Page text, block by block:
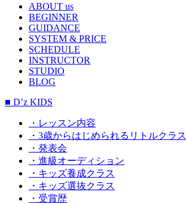
ABOUT us
BEGINNER
GUIDANCE
SYSTEM & PRICE
SCHEDULE
INSTRUCTOR
STUDIO
BLOG
■ D’z KIDS
・レッスン内容
・3歳からはじめられるリトルクラス
・発表会
・進級オーディション
・キッズ養成クラス
・キッズ選抜クラス
・受賞歴